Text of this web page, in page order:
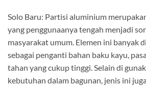
Solo Baru: Partisi aluminium
yang penggunaanya tengah menjadi
masyarakat umum. Elemen ini banyak
sebagai penganti bahan baku kayu,
tahan yang cukup tinggi. Selain di
kebutuhan dalam bagunan, jenis ini